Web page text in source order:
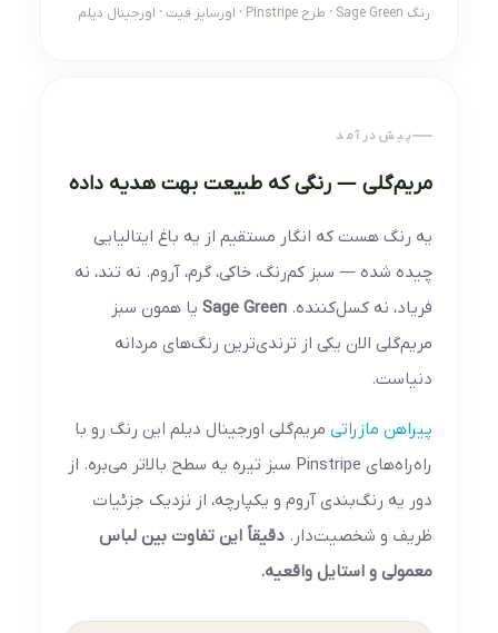
رنگ Sage Green · طرح Pinstripe · اورسایز فیت · اورجینال دیلم
پیش‌درآمد
مریم‌گلی — رنگی که طبیعت بهت هدیه داده
یه رنگ هست که انگار مستقیم از یه باغ ایتالیایی
چیده شده — سبز کم‌رنگ، خاکی، گرم، آروم. نه تند، نه
فریاد، نه کسل‌کننده. Sage Green یا همون سبز
مریم‌گلی الان یکی از ترندی‌ترین رنگ‌های مردانه
دنیاست.
پیراهن مازراتی مریم‌گلی اورجینال دیلم این رنگ رو با
راه‌راه‌های Pinstripe سبز تیره یه سطح بالاتر می‌بره. از
دور یه رنگ‌بندی آروم و یکپارچه، از نزدیک جزئیات
ظریف و شخصیت‌دار. دقیقاً این تفاوت بین لباس
معمولی و استایل واقعیه.